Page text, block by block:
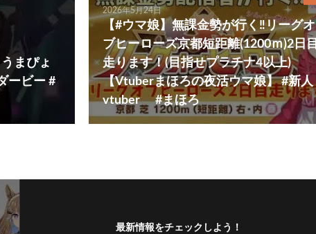
まぴょ
ービー #
2026年5月24日
【#ウマ娘】無課金勢が行く‼リーグオ
ブヒーローズ京都短距離(1200ｍ)2日目
走ります！(目指せプラチナ4以上)
【Vtuberまほろの夜活ウマ娘】 #新人
vtuber #まほろ
最新情報をチェックしよう！